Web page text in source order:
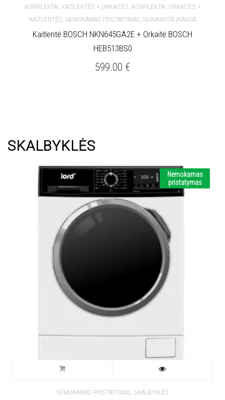
KOMPLEKTAI: KAITLENTĖS + ORKAITĖS, KOMPLEKTAI: ORKAITĖS +
KAITLENTĖS, NEMOKAMAS PRISTATYMAS, NUKAINOTA ĮRANGA
Kaitlentė BOSCH NKN645GA2E + Orkaitė BOSCH
HEB513BS0
599.00 €
SKALBYKLĖS
Nemokamas
pristatymas
NEMOKAMAS PRISTATYMAS, SKALBYKLĖS